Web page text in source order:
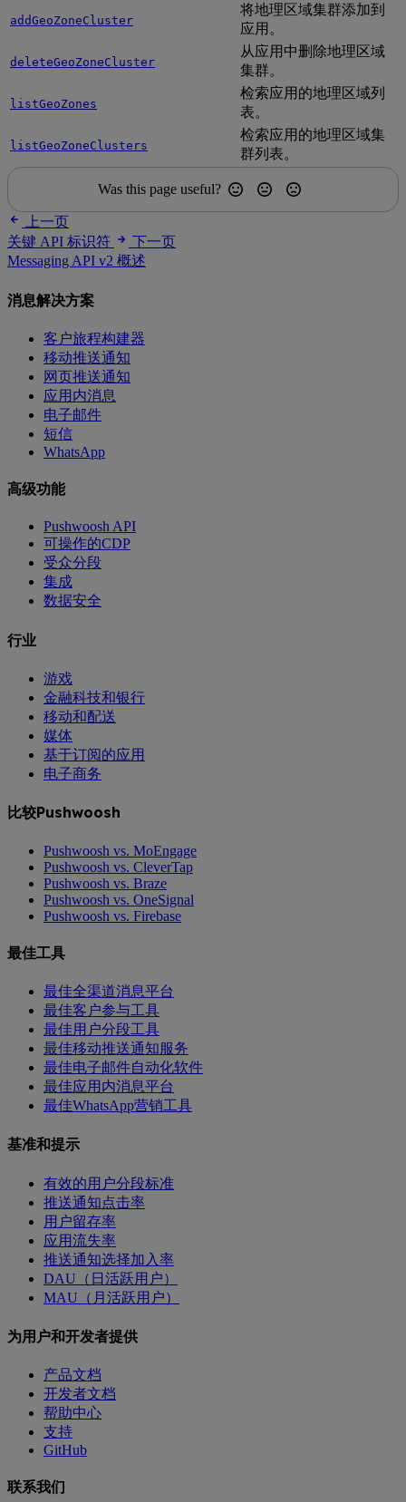
addGeoZoneCluster
将地理区域集群添加到
应用。
deleteGeoZoneCluster
从应用中删除地理区域
集群。
listGeoZones
检索应用的地理区域列
表。
listGeoZoneClusters
检索应用的地理区域集
群列表。
Was this page useful?
上一页
关键 API 标识符
下一页
Messaging API v2 概述
消息解决方案
客户旅程构建器
移动推送通知
网页推送通知
应用内消息
电子邮件
短信
WhatsApp
高级功能
Pushwoosh API
可操作的CDP
受众分段
集成
数据安全
行业
游戏
金融科技和银行
移动和配送
媒体
基于订阅的应用
电子商务
比较Pushwoosh
Pushwoosh vs. MoEngage
Pushwoosh vs. CleverTap
Pushwoosh vs. Braze
Pushwoosh vs. OneSignal
Pushwoosh vs. Firebase
最佳工具
最佳全渠道消息平台
最佳客户参与工具
最佳用户分段工具
最佳移动推送通知服务
最佳电子邮件自动化软件
最佳应用内消息平台
最佳WhatsApp营销工具
基准和提示
有效的用户分段标准
推送通知点击率
用户留存率
应用流失率
推送通知选择加入率
DAU（日活跃用户）
MAU（月活跃用户）
为用户和开发者提供
产品文档
开发者文档
帮助中心
支持
GitHub
联系我们